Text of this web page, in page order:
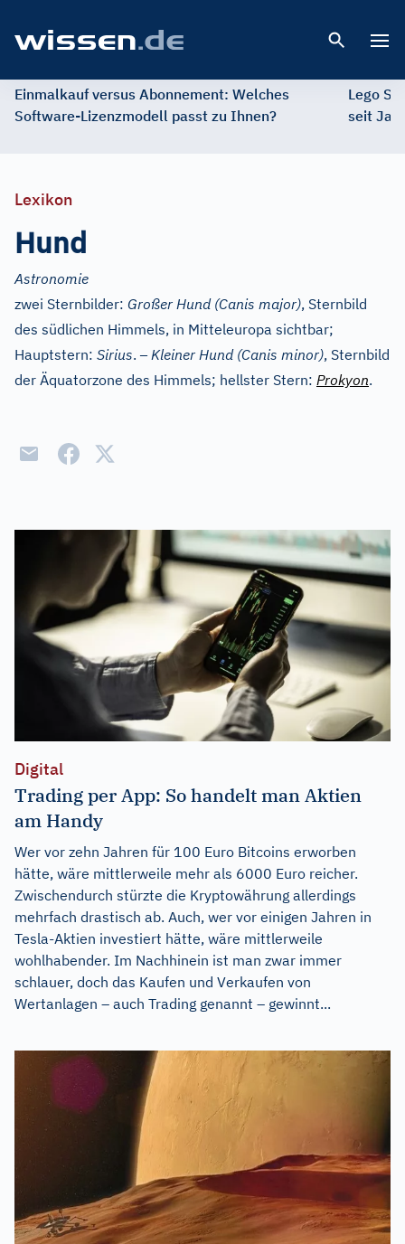
Einmalkauf versus Abonnement: Welches
Software-Lizenzmodell passt zu Ihnen?
Lego
seit
Lexikon
Hund
Astronomie
zwei Sternbilder: Großer Hund (Canis major), Sternbild
des südlichen Himmels, in Mitteleuropa sichtbar;
Hauptstern: Sirius.– Kleiner Hund (Canis minor), Sternbild
der Äquatorzone des Himmels; hellster Stern: Prokyon.
Digital
Trading per App: So handelt man Aktien
am Handy
Wer vor zehn Jahren für 100 Euro Bitcoins erworben
hätte, wäre mittlerweile mehr als 6000 Euro reicher.
Zwischendurch stürzte die Kryptowährung allerdings
mehrfach drastisch ab. Auch, wer vor einigen Jahren in
Tesla-Aktien investiert hätte, wäre mittlerweile
wohlhabender. Im Nachhinein ist man zwar immer
schlauer, doch das Kaufen und Verkaufen von
Wertanlagen – auch Trading genannt – gewinnt...